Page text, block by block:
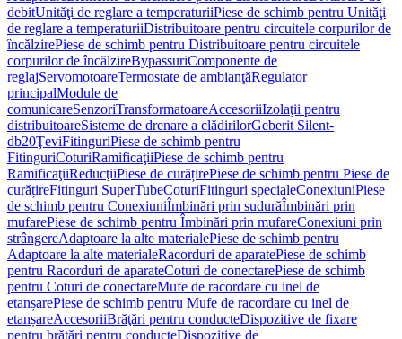
debitUnităţi de reglare a temperaturiiPiese de schimb pentru Unităţi
de reglare a temperaturiiDistribuitoare pentru circuitele corpurilor de
încălzirePiese de schimb pentru Distribuitoare pentru circuitele
corpurilor de încălzireBypassuriComponente de
reglajServomotoareTermostate de ambianţăRegulator
principalModule de
comunicareSenzoriTransformatoareAccesoriiIzolaţii pentru
distribuitoareSisteme de drenare a clădirilorGeberit Silent-
db20ŢeviFitinguriPiese de schimb pentru
FitinguriCoturiRamificaţiiPiese de schimb pentru
RamificaţiiReducţiiPiese de curățirePiese de schimb pentru Piese de
curățireFitinguri SuperTubeCoturiFitinguri specialeConexiuniPiese
de schimb pentru ConexiuniÎmbinări prin sudurăÎmbinări prin
mufarePiese de schimb pentru Îmbinări prin mufareConexiuni prin
strângereAdaptoare la alte materialePiese de schimb pentru
Adaptoare la alte materialeRacorduri de aparatePiese de schimb
pentru Racorduri de aparateCoturi de conectarePiese de schimb
pentru Coturi de conectareMufe de racordare cu inel de
etanșarePiese de schimb pentru Mufe de racordare cu inel de
etanșareAccesoriiBrăţări pentru conducteDispozitive de fixare
pentru brăţări pentru conducteDispozitive de